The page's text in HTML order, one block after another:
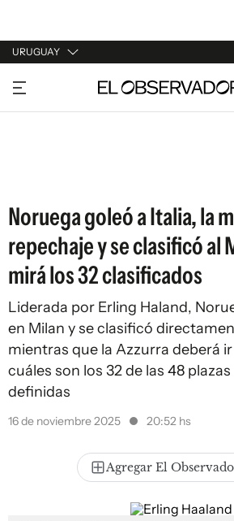
URUGUAY
URUGUAY
ARGENTINA
Noruega goleó a Italia, la
repechaje y se clasificó al
mirá los 32 clasificados
Liderada por Erling Haland,
en Milan y se clasificó
mientras que la Azzurra deberá
cuáles son los 32 de las 48
definidas
16 de noviembre 2025 20:52 hs
Agregar El